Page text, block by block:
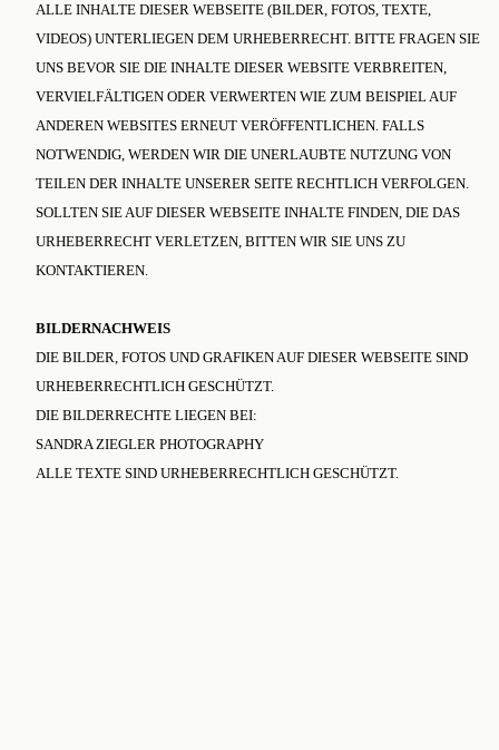
ALLE INHALTE DIESER WEBSEITE (BILDER, FOTOS, TEXTE,
VIDEOS) UNTERLIEGEN DEM URHEBERRECHT. BITTE FRAGEN SIE
UNS BEVOR SIE DIE INHALTE DIESER WEBSITE VERBREITEN,
VERVIELFÄLTIGEN ODER VERWERTEN WIE ZUM BEISPIEL AUF
ANDEREN WEBSITES ERNEUT VERÖFFENTLICHEN. FALLS
NOTWENDIG, WERDEN WIR DIE UNERLAUBTE NUTZUNG VON
TEILEN DER INHALTE UNSERER SEITE RECHTLICH VERFOLGEN.
SOLLTEN SIE AUF DIESER WEBSEITE INHALTE FINDEN, DIE DAS
URHEBERRECHT VERLETZEN, BITTEN WIR SIE UNS ZU
KONTAKTIEREN.
BILDERNACHWEIS
DIE BILDER, FOTOS UND GRAFIKEN AUF DIESER WEBSEITE SIND
URHEBERRECHTLICH GESCHÜTZT.
DIE BILDERRECHTE LIEGEN BEI:
SANDRA ZIEGLER PHOTOGRAPHY
ALLE TEXTE SIND URHEBERRECHTLICH GESCHÜTZT.